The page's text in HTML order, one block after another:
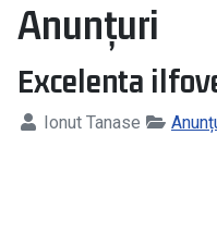
Anunțuri
Excelenta
Ionut Tanase